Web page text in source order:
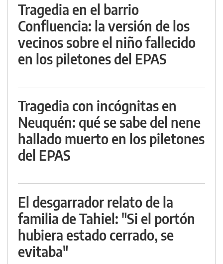
Tragedia en el barrio
Confluencia: la versión de los
vecinos sobre el niño fallecido
en los piletones del EPAS
Tragedia con incógnitas en
Neuquén: qué se sabe del nene
hallado muerto en los piletones
del EPAS
El desgarrador relato de la
familia de Tahiel: "Si el portón
hubiera estado cerrado, se
evitaba"